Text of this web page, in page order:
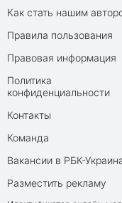
Как стать нашим
Правила пользования
Правовая информация
Политика
конфиденциальности
Контакты
Команда
Вакансии в РБК-
Разместить рекламу